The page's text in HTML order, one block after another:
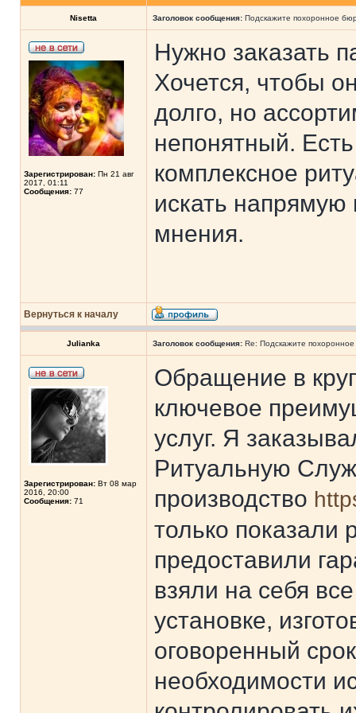
Nisetta Заголовок сообщения: Подскажите похоронное
Зарегистрирован: Пн 21 авг
2017, 01:11
Сообщения: 77
Нужно заказать
Хочется, чтобы
долго, но
непонятный.
комплексное
искать
мнения.
Вернуться к началу
Julianka Заголовок сообщения: Re: Подскажите
Зарегистрирован: Вт 08 мар
2016, 20:00
Сообщения: 71
Обращение в
ключевое
услуг. Я
Ритуальную
производство
только показали
предоставили
взяли на себя
установке,
оговоренный
необходимости